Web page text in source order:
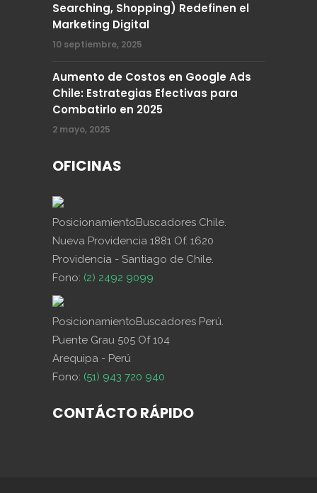
Searching, Shopping) Redefinen el
Marketing Digital
10 septiembre, 2025
Aumento de Costos en Google Ads
Chile: Estrategias Efectivas para
Combatirlo en 2025
2 mayo, 2025
OFICINAS
PosicionamientoBuscadores Chile.
Nueva Providencia 1881 Of. 1620
Providencia - Santiago de Chile.
Fono: (2) 2492 9099
PosicionamientoBuscadores Perú.
Puente Grau 505 Of 104
Arequipa - Perú
Fono: (51) 943 720 940
CONTÁCTO RÁPIDO